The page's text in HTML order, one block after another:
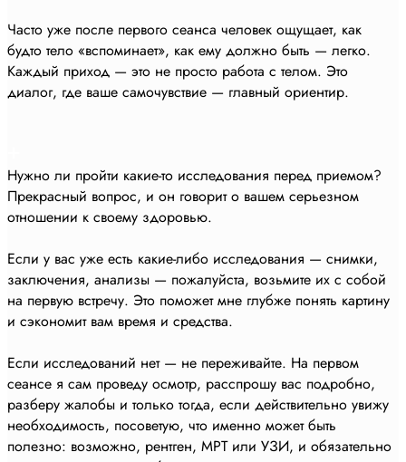
Часто уже после первого сеанса человек ощущает, как
будто тело «вспоминает», как ему должно быть — легко.
Каждый приход — это не просто работа с телом. Это
диалог, где ваше самочувствие — главный ориентир.
Нужно ли пройти какие-то исследования перед приемом?
Прекрасный вопрос, и он говорит о вашем серьезном
отношении к своему здоровью.
Если у вас уже есть какие-либо исследования — снимки,
заключения, анализы — пожалуйста, возьмите их с собой
на первую встречу. Это поможет мне глубже понять картину
и сэкономит вам время и средства.
Если исследований нет — не переживайте. На первом
сеансе я сам проведу осмотр, расспрошу вас подробно,
разберу жалобы и только тогда, если действительно увижу
необходимость, посоветую, что именно может быть
полезно: возможно, рентген, МРТ или УЗИ, и обязательно